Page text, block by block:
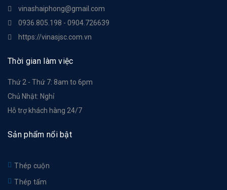
vinashaiphong@gmail.com
0936.805.198 - 0904.726639
https://vinasjsc.com.vn
Thời gian làm việc
Thứ 2 - Thứ 7: 8am to 6pm
Chủ Nhật: Nghỉ
Hỗ trợ khách hàng 24/7
Sản phẩm nổi bật
Thép cuộn
Thép tấm